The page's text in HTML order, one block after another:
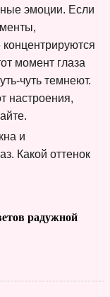
эмоции. Если
момент глаза
чуть темнеют.
настроения,
и
Какой оттенок
радужной